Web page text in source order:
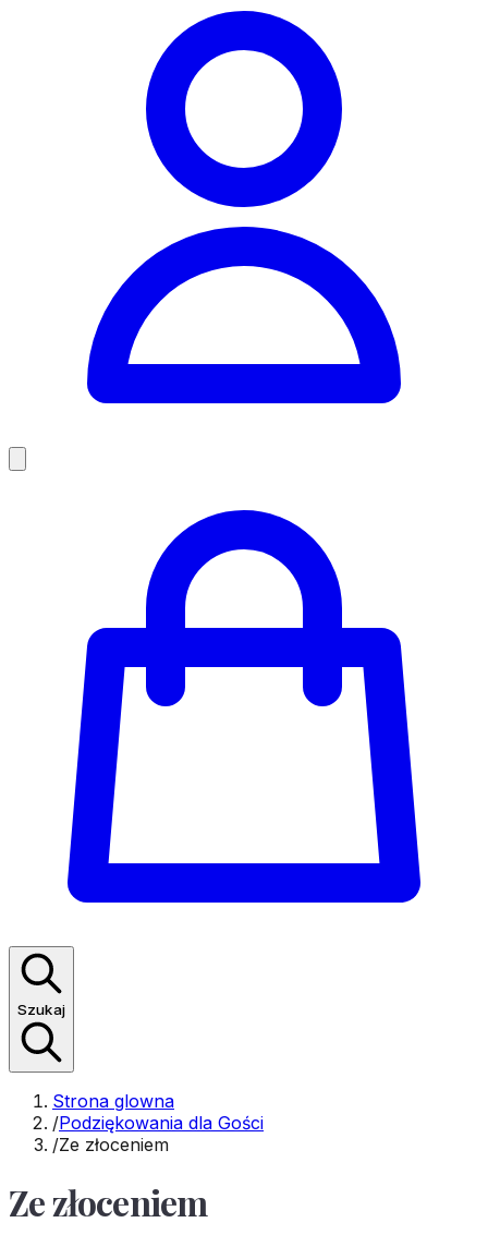
Szukaj
Strona glowna
/Podziękowania dla Gości
/Ze złoceniem
Ze złoceniem